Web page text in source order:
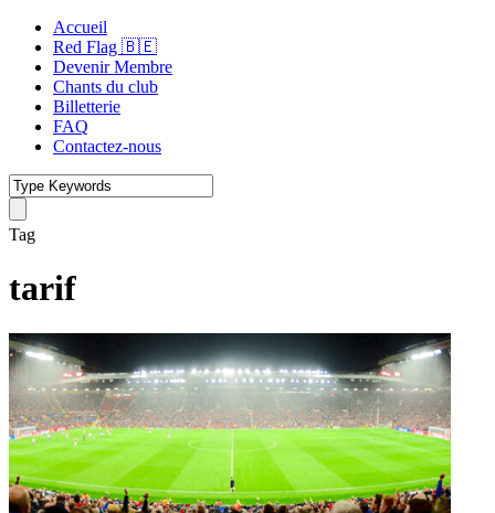
Accueil
Red Flag 🇧🇪
Devenir Membre
Chants du club
Billetterie
FAQ
Contactez-nous
Tag
tarif